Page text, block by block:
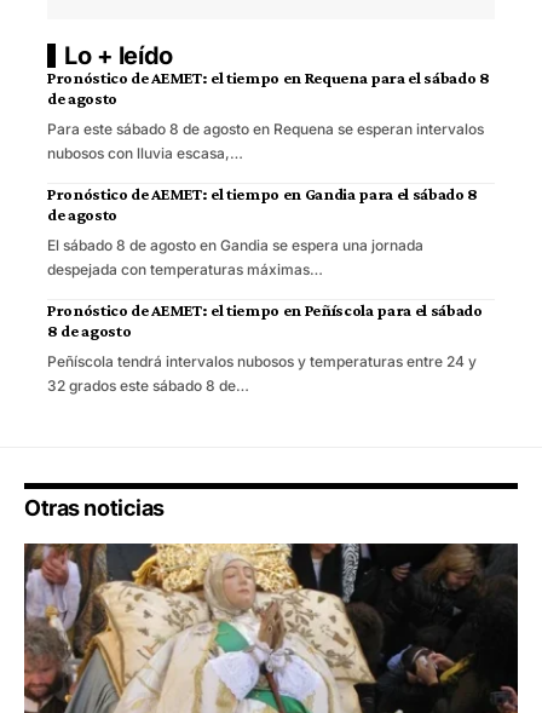
Lo + leído
Pronóstico de AEMET: el tiempo en Requena para el sábado 8
de agosto
Para este sábado 8 de agosto en Requena se esperan intervalos
nubosos con lluvia escasa,…
Pronóstico de AEMET: el tiempo en Gandia para el sábado 8
de agosto
El sábado 8 de agosto en Gandia se espera una jornada
despejada con temperaturas máximas…
Pronóstico de AEMET: el tiempo en Peñíscola para el sábado
8 de agosto
Peñíscola tendrá intervalos nubosos y temperaturas entre 24 y
32 grados este sábado 8 de…
Otras noticias